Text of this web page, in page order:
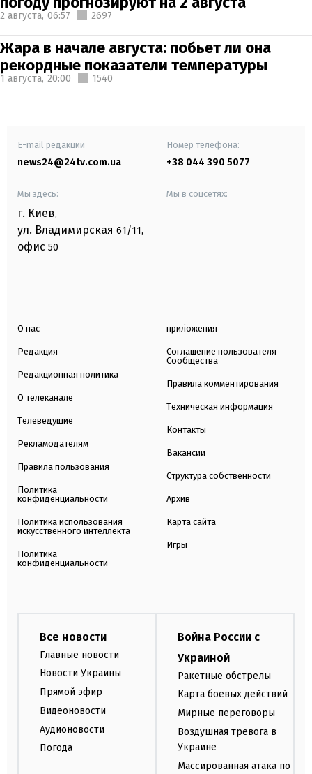
2 августа, 06:57 2697
Жара в начале августа: побьет ли она
рекордные показатели температуры
1 августа, 20:00 1540
E-mail редакции
news24@24tv.com.ua
Номер телефона:
+38 044 390 5077
Мы здесь:
г. Киев,
ул. Владимирская 61/11,
офис 50
Мы в соцсетях:
О нас
Редакция
Редакционная политика
О телеканале
Телеведущие
Рекламодателям
Правила пользования
Политика
конфиденциальности
Политика использования
искусственного интеллекта
Политика
конфиденциальности
приложения
Соглашение пользователя
Сообщества
Правила комментирования
Техническая информация
Контакты
Вакансии
Структура собственности
Архив
Карта сайта
Игры
Все новости
Главные новости
Новости Украины
Прямой эфир
Видеоновости
Аудионовости
Погода
Война России с
Украиной
Ракетные обстрелы
Карта боевых действий
Мирные переговоры
Воздушная тревога в
Украине
Массированная атака по